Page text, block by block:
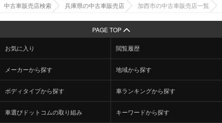
中古車販売店検索 兵庫県の中古車販売店 加西市の中古車販売店一覧
PAGE TOP
お気に入り 閲覧履歴
メーカーから探す 地域から探す
ボディタイプから探す 車ランキングから探す
車選びドットコムの取り組み キーワードから探す